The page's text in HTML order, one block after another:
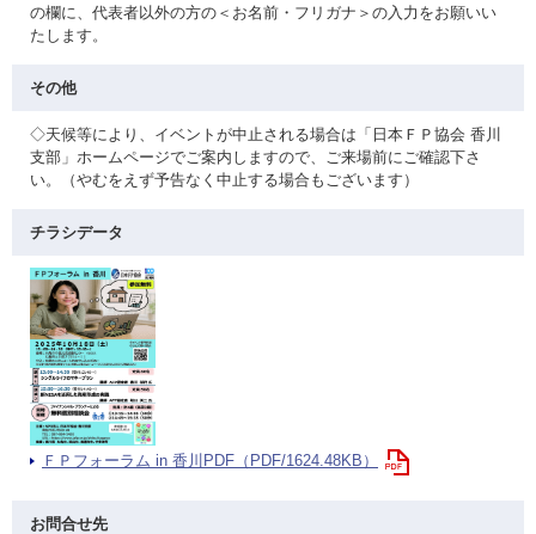
の欄に、代表者以外の方の＜お名前・フリガナ＞の入力をお願いい
たします。
その他
◇天候等により、イベントが中止される場合は「日本ＦＰ協会 香川
支部」ホームページでご案内しますので、ご来場前にご確認下さ
い。（やむをえず予告なく中止する場合もございます）
チラシデータ
ＦＰフォーラム in 香川PDF（PDF/1624.48KB）
お問合せ先